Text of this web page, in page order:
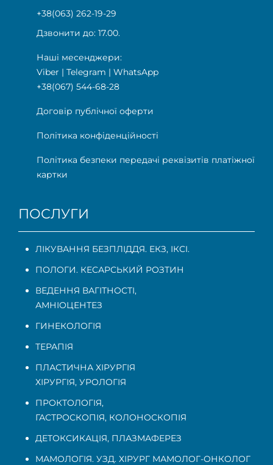
+38(063) 262-19-29
Дзвонити до: 17.00.
Наші месенджери:
Viber | Telegram | WhatsApp
+38(067) 544-68-28
Договір публічної оферти
Політика конфіденційності
Політика безпеки передачі реквізитів платіжної
картки
ПОСЛУГИ
ЛІКУВАННЯ БЕЗПЛІДДЯ. ЕКЗ, ІКСІ.
ПОЛОГИ. КЕСАРСЬКИЙ РОЗТИН
ВЕДЕННЯ ВАГІТНОСТІ,
АМНІОЦЕНТЕЗ
ГИНЕКОЛОГІЯ
ТЕРАПІЯ
ПЛАСТИЧНА ХІРУРГІЯ
ХІРУРГІЯ, УРОЛОГІЯ
ПРОКТОЛОГІЯ,
ГАСТРОСКОПІЯ, КОЛОНОСКОПІЯ
ДЕТОКСИКАЦІЯ, ПЛАЗМАФЕРЕЗ
МАМОЛОГІЯ. УЗД. ХІРУРГ МАМОЛОГ-ОНКОЛОГ